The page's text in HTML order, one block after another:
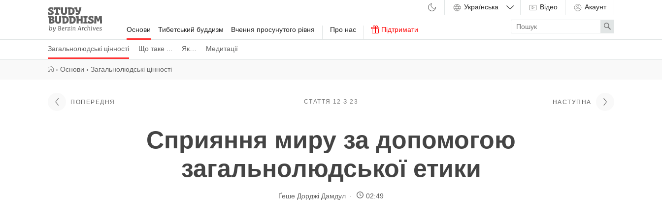
Study
Buddhism
Home
Основи
Загальнолюдські цінності Що таке ... Як… Медитації
Тибетський буддизм Вчення просунутого рівня Про нас Підтримати
Відео Акаунт
Enter
search
term
Search
› Основи › Загальнолюдські цінності
ПОПЕРЕДНЯ СТАТТЯ 12 З 23 НАСТУПНА
Сприяння миру за допомогою
загальнолюдської етики
Ґеше Дорджі Дамдул 02:49